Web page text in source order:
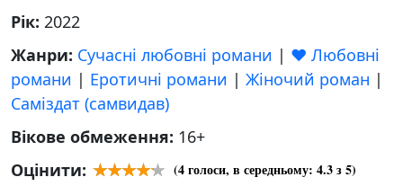
Рік: 2022
Жанри: Сучасні любовні романи | ❤️ Любовні
романи | Еротичні романи | Жіночий роман |
Саміздат (самвидав)
Вікове обмеження: 16+
Оцінити:
(4голоси, в середньому: 4.3з 5)